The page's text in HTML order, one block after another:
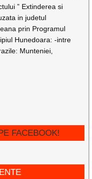
” Extinderea si
in judetul
prin Programul
Hunedoara: -intre
Munteniei,
FACEBOOK!